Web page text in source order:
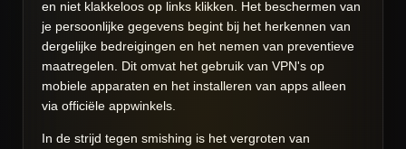
en niet klakkeloos op links klikken. Het beschermen van
je persoonlijke gegevens begint bij het herkennen van
dergelijke bedreigingen en het nemen van preventieve
maatregelen. Dit omvat het gebruik van VPN's op
mobiele apparaten en het installeren van apps alleen
via officiële appwinkels.
In de strijd tegen smishing is het vergroten van